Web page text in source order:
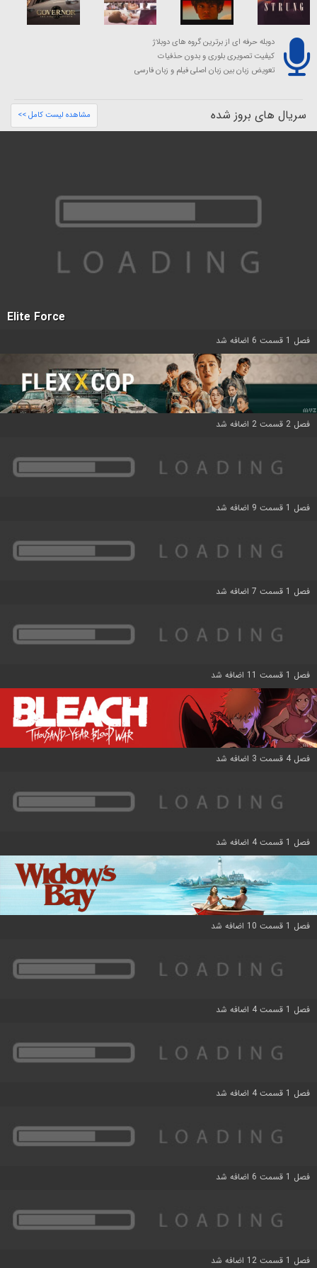
دوبله حرفه ای از برترین گروه های دوبلاژ
کیفیت تصویری بلوری و بدون حذفیات
تعویض زبان بین زبان اصلی فیلم و زبان فارسی
سریال های بروز شده مشاهده لیست کامل >>
Elite Force
فصل 1 قسمت 6 اضافه شد
فصل 2 قسمت 2 اضافه شد
فصل 1 قسمت 9 اضافه شد
فصل 1 قسمت 7 اضافه شد
فصل 1 قسمت 11 اضافه شد
فصل 4 قسمت 3 اضافه شد
فصل 1 قسمت 4 اضافه شد
فصل 1 قسمت 10 اضافه شد
فصل 1 قسمت 4 اضافه شد
فصل 1 قسمت 4 اضافه شد
فصل 1 قسمت 6 اضافه شد
فصل 1 قسمت 12 اضافه شد